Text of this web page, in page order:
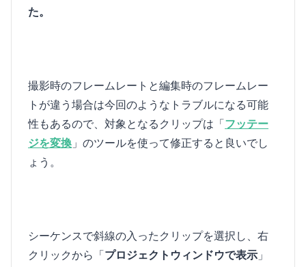
た。
撮影時のフレームレートと編集時のフレームレー
トが違う場合は今回のようなトラブルになる可能
性もあるので、対象となるクリップは「フッテー
ジを変換 」のツールを使って修正すると良いでし
ょう。
シーケンスで斜線の入ったクリップを選択し、右
クリックから「プロジェクトウィンドウで表示 」